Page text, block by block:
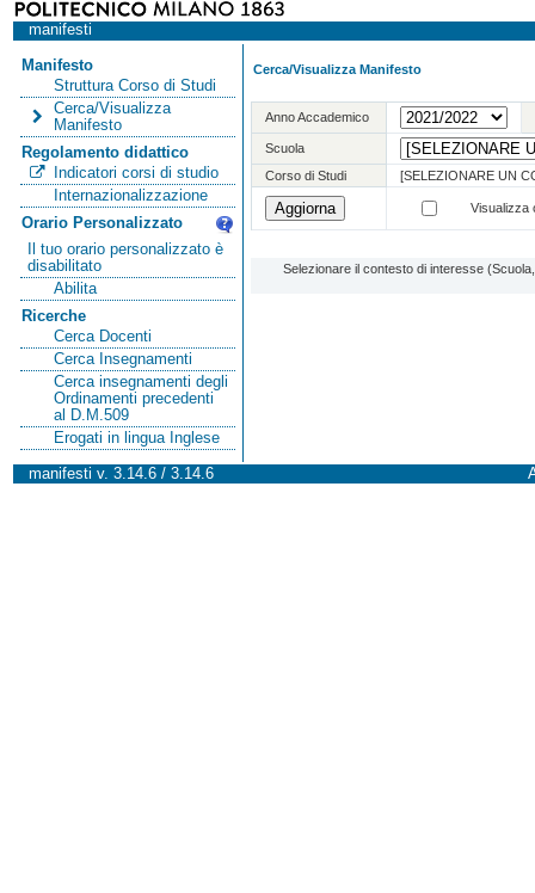
manifesti
Manifesto
Struttura Corso di Studi
Cerca/Visualizza
Manifesto
Regolamento didattico
Indicatori corsi di studio
Internazionalizzazione
Orario Personalizzato
Il tuo orario personalizzato è
disabilitato
Abilita
Ricerche
Cerca Docenti
Cerca Insegnamenti
Cerca insegnamenti degli
Ordinamenti precedenti
al D.M.509
Erogati in lingua Inglese
Cerca/Visualizza Manifesto
Anno Accademico
Scuola
Corso di Studi
[SELEZIONARE UN
Visualizza
Selezionare il contesto di interesse
manifesti v. 3.14.6 / 3.14.6